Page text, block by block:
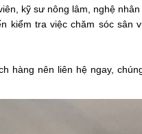
kỹ sư nông lâm, nghệ nhân
kiểm tra việc chăm sóc
hàng nên liên hệ ngay,